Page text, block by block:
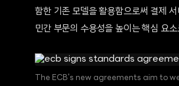
함한 기존 모델을 활용함으로써 결제
민간 부문의 수용성을 높이는 핵심 요
The ECB's new agreements aim to